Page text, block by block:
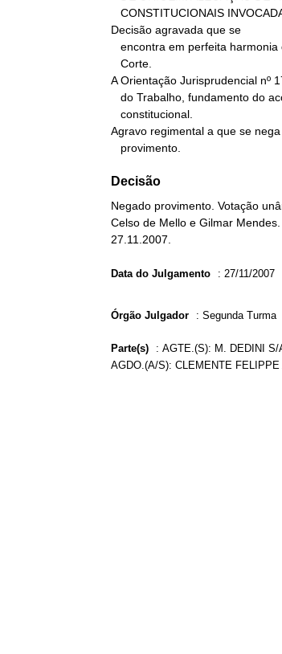
Decisão agravada que se
A Orientação Jurisprudencial nº
Agravo regimental a que se nega
   provimento.
Decisão
Negado provimento. Votação
Celso de Mello e Gilmar
27.11.2007.
Data do Julgamento : 27/11/2007
Órgão Julgador : Segunda Turma
Parte(s) : AGTE.(S): M. DEDINI S/
AGDO.(A/S): CLEMENTE